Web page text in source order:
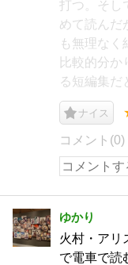
打つ。そし
めて読んだ
も無理なく
比較的分か
る短編集だ
ナイス
コメント(0)
ゆかり
火村・アリ
で電車で読